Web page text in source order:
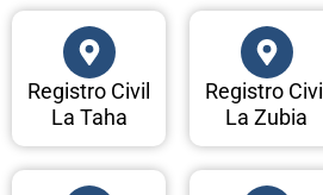
Registro Civil
La Taha
Registro Civil
La Zubia